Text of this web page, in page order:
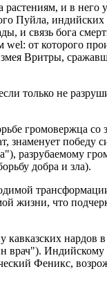
растениям, и в него
Пуйла,
и связь бога
wel: от которого
змея Вритры,
только не
громовержца со
знаменует победу
разрубаемому
добра и зла).
жизни, что
нардов
врач").
Феникс,